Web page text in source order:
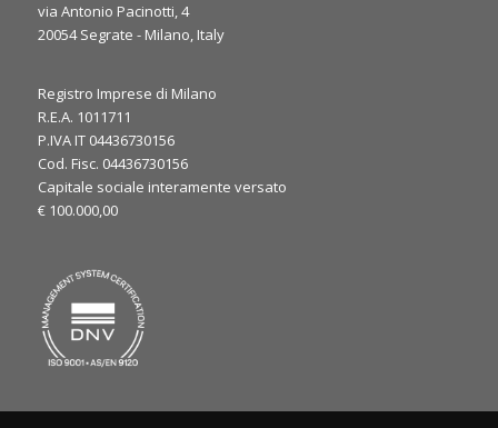
·Gio 6 Marzo, 2025
It’s the final day at JEC World 2025! ⏳
We’re here to discuss your needs and explore how our
expertise can support your applications. Let’s make the most
of the last day, see you at our booth!
@JECComposites
via Antonio Pacinotti, 4
20054 Segrate - Milano, Italy
Registro Imprese di Milano
R.E.A. 1011711
P.IVA IT 04436730156
Cod. Fisc. 04436730156
Capitale sociale interamente versato
€ 100.000,00